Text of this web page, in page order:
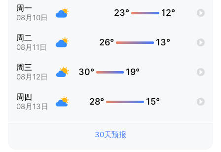
周一
08月10日 23° 12°
周二
08月11日 26° 13°
周三
08月12日 30° 19°
周四
08月13日 28° 15°
30天预报